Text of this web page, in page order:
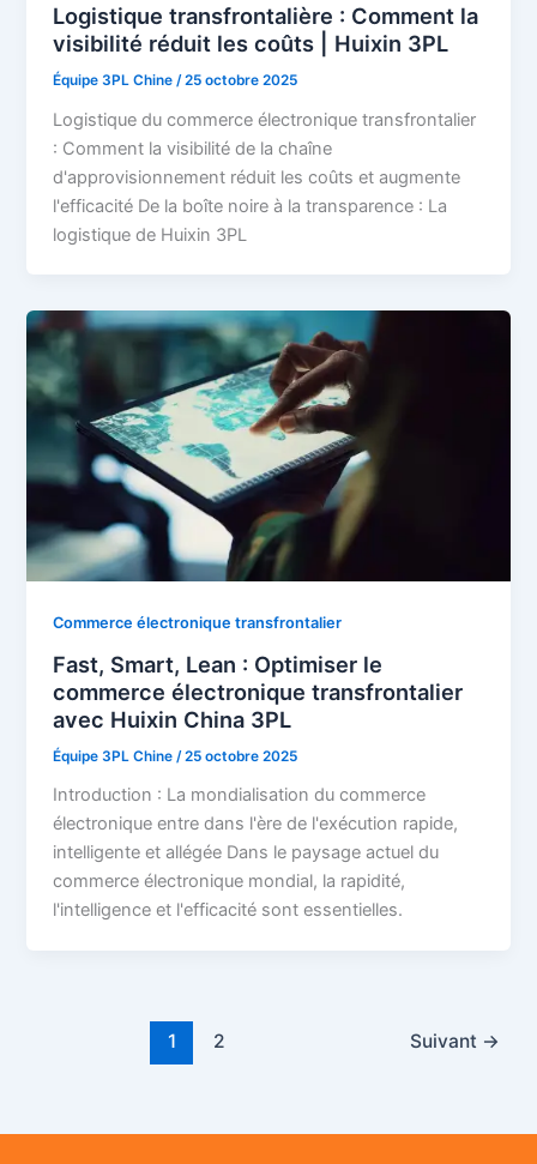
Logistique transfrontalière : Comment la
visibilité réduit les coûts | Huixin 3PL
Équipe 3PL Chine /25 octobre 2025
Logistique du commerce électronique transfrontalier
: Comment la visibilité de la chaîne
d'approvisionnement réduit les coûts et augmente
l'efficacité De la boîte noire à la transparence : La
logistique de Huixin 3PL
Commerce électronique transfrontalier
Fast, Smart, Lean : Optimiser le
commerce électronique transfrontalier
avec Huixin China 3PL
Équipe 3PL Chine /25 octobre 2025
Introduction : La mondialisation du commerce
électronique entre dans l'ère de l'exécution rapide,
intelligente et allégée Dans le paysage actuel du
commerce électronique mondial, la rapidité,
l'intelligence et l'efficacité sont essentielles.
1 2 Suivant →